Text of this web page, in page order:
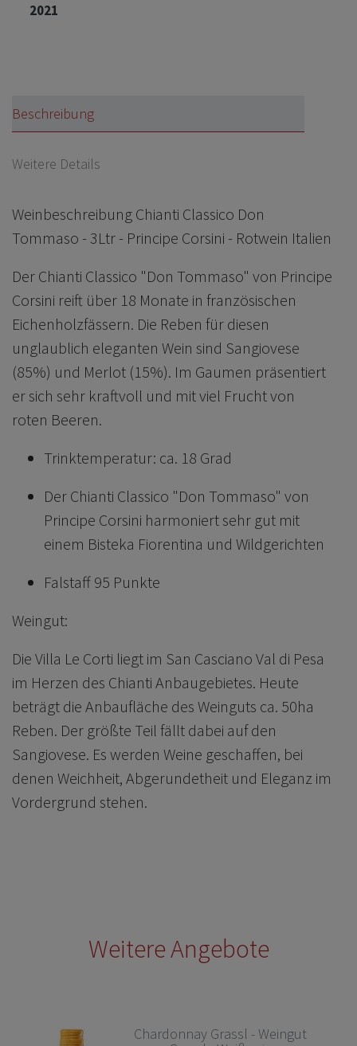
2021
Beschreibung
Weitere Details
Weinbeschreibung Chianti Classico Don
Tommaso - 3Ltr - Principe Corsini - Rotwein Italien
Der Chianti Classico "Don Tommaso" von Principe
Corsini reift über 18 Monate in französischen
Eichenholzfässern. Die Reben für diesen
unglaublich eleganten Wein sind Sangiovese
(85%) und Merlot (15%). Im Gaumen präsentiert
er sich sehr kraftvoll und mit viel Frucht von
roten Beeren.
Trinktemperatur: ca. 18 Grad
Der Chianti Classico "Don Tommaso" von
Principe Corsini harmoniert sehr gut mit
einem Bisteka Fiorentina und Wildgerichten
Falstaff 95 Punkte
Weingut:
Die Villa Le Corti liegt im San Casciano Val di Pesa
im Herzen des Chianti Anbaugebietes. Heute
beträgt die Anbaufläche des Weinguts ca. 50ha
Reben. Der größte Teil fällt dabei auf den
Sangiovese. Es werden Weine geschaffen, bei
denen Weichheit, Abgerundetheit und Eleganz im
Vordergrund stehen.
Weitere Angebote
Chardonnay Grassl - Weingut